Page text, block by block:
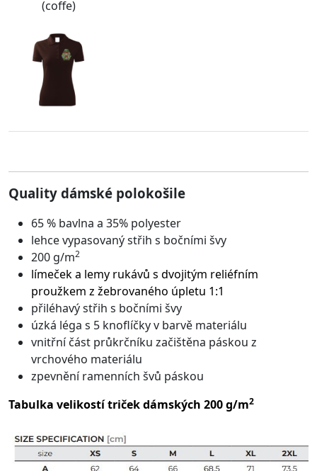
(coffe)
Quality dámské polokošile
65 % bavlna a 35% polyester
lehce vypasovaný střih s bočními švy
200 g/m2
límeček a lemy rukávů s dvojitým reliéfním
proužkem z žebrovaného úpletu 1:1
přiléhavý střih s bočními švy
úzká léga s 5 knoflíčky v barvě materiálu
vnitřní část průkrčníku začištěna páskou z
vrchového materiálu
zpevnění ramenních švů páskou
Tabulka velikostí triček dámských 200 g/m2